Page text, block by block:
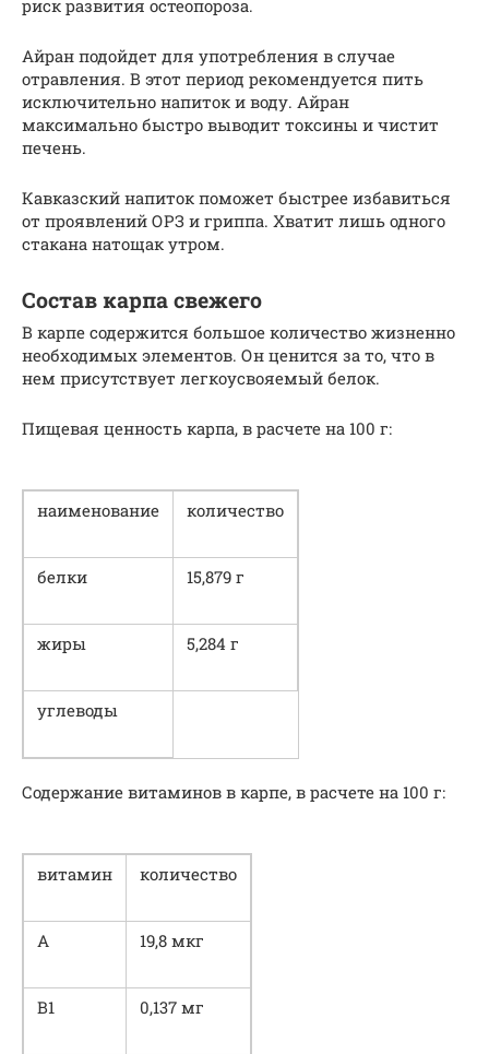
риск развития остеопороза.
Айран подойдет для употребления в случае
отравления. В этот период рекомендуется пить
исключительно напиток и воду. Айран
максимально быстро выводит токсины и чистит
печень.
Кавказский напиток поможет быстрее избавиться
от проявлений ОРЗ и гриппа. Хватит лишь одного
стакана натощак утром.
Состав карпа свежего
В карпе содержится большое количество жизненно
необходимых элементов. Он ценится за то, что в
нем присутствует легкоусвояемый белок.
Пищевая ценность карпа, в расчете на 100 г:
наименование количество
белки 15,879 г
жиры 5,284 г
углеводы
Содержание витаминов в карпе, в расчете на 100 г:
витамин количество
А 19,8 мкг
В1 0,137 мг